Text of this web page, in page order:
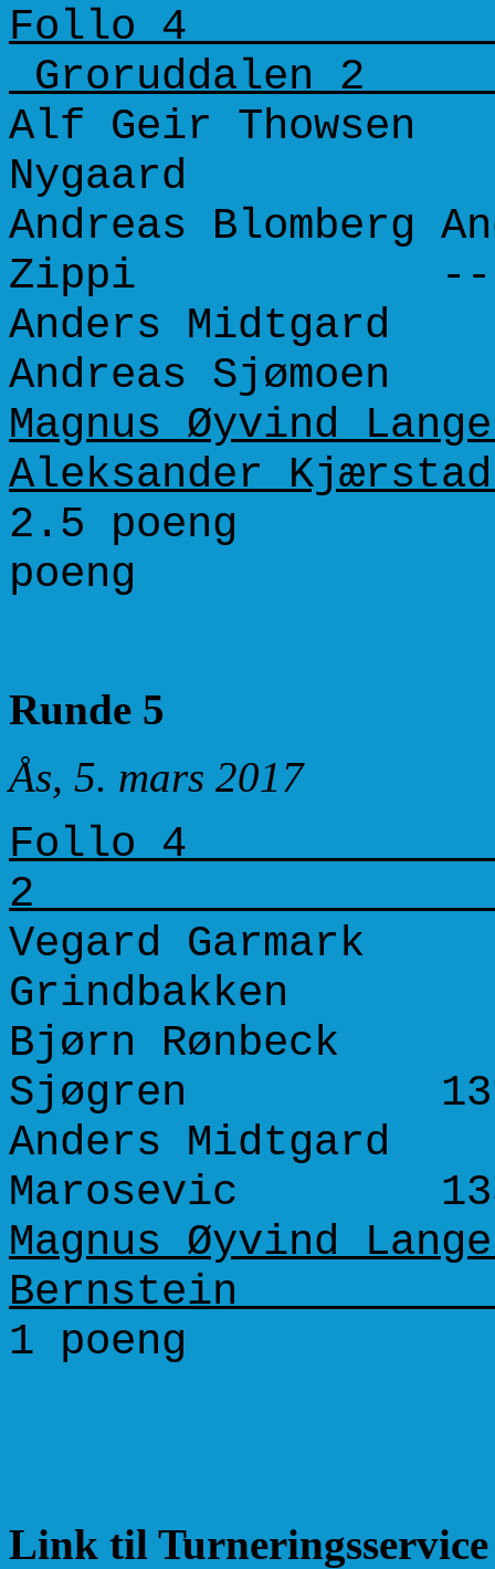
Alf Geir
Nygaard
Andreas Blomberg
Zippi ----
Anders
Andreas
Magnus Øyvind
Aleksander
2.5
poeng
Runde 5
Ås, 5. mars 2017
Follo 4
Vegard
Grindbakken
Bjørn
Sjøgren
Anders
Marosevic
Magnus Øyvind
Bernstein
1
Link til Turneringsservice